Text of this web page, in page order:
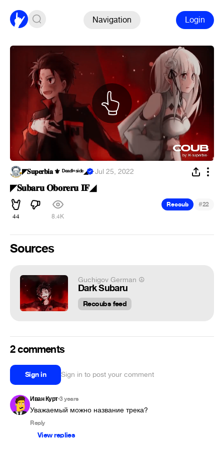
Navigation Login
◤𝐒𝐮𝐩𝐞𝐫𝐛𝐢𝐚 ⚜︎ ᴰᵉᵃᵈᴵⁿˢᶤᵈᵉ◢ ·Jul 25, 2022
◤𝐒𝐮𝐛𝐚𝐫𝐮 𝐎𝐛𝐨𝐫𝐞𝐫𝐮 𝐈𝐅◢
44 8.4K
Recoub #22
Sources
Guchigov German ☮
Dark Subaru
Recoubs feed
2 comments
Sign in Sign in to post your comment
Иван Курт•3 years
Уважаемый можно название трека?
Reply
View replies